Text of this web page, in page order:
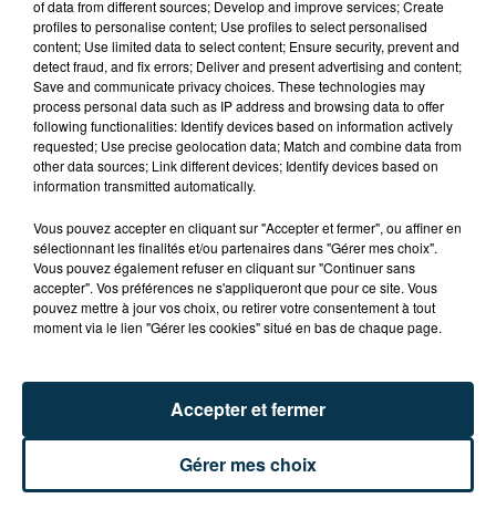
CYANOBACTÉRIES : LE PRÉFÊT PREND UN
ARRÊTÉ POUR LES ACTIVITÉS DE...
L’ASSE RÉDUIT FACE À SOCHAUX, UNE
of data from different sources; Develop and improve services; Create
profiles to personalise content; Use profiles to select personalised
content; Use limited data to select content; Ensure security, prevent and
detect fraud, and fix errors; Deliver and present advertising and content;
Save and communicate privacy choices. These technologies may
process personal data such as IP address and browsing data to offer
following functionalities: Identify devices based on information actively
requested; Use precise geolocation data; Match and combine data from
other data sources; Link different devices; Identify devices based on
information transmitted automatically.
Vous pouvez accepter en cliquant sur "Accepter et fermer", ou affiner en
sélectionnant les finalités et/ou partenaires dans "Gérer mes choix".
Vous pouvez également refuser en cliquant sur "Continuer sans
accepter". Vos préférences ne s'appliqueront que pour ce site. Vous
pouvez mettre à jour vos choix, ou retirer votre consentement à tout
moment via le lien "Gérer les cookies" situé en bas de chaque page.
Gérer mes choix
Accepter et fermer